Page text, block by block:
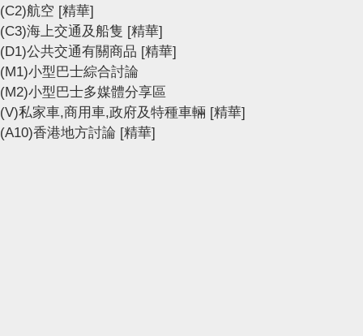
(C2)航空 [精華]
(C3)海上交通及船隻 [精華]
(D1)公共交通有關商品 [精華]
(M1)小型巴士綜合討論
(M2)小型巴士多媒體分享區
(V)私家車,商用車,政府及特種車輛 [精華]
(A10)香港地方討論 [精華]